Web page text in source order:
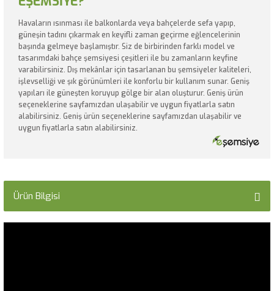
Havaların ısınması ile balkonlarda veya bahçelerde sefa yapıp,
güneşin tadını çıkarmak en keyifli zaman geçirme eğlencelerinin
başında gelmeye başlamıştır. Siz de birbirinden farklı model ve
tasarımdaki bahçe şemsiyesi çeşitleri ile bu zamanların keyfine
varabilirsiniz. Dış mekânlar için tasarlanan bu şemsiyeler kaliteleri,
işlevselliği ve şık görünümleri ile konforlu bir kullanım sunar. Geniş
yapıları ile güneşten koruyup gölge bir alan oluşturur. Geniş ürün
seçeneklerine sayfamızdan ulaşabilir ve uygun fiyatlarla satın
alabilirsiniz. Geniş ürün seçeneklerine sayfamızdan ulaşabilir ve
uygun fiyatlarla satın alabilirsiniz.
Ürün Bilgisi